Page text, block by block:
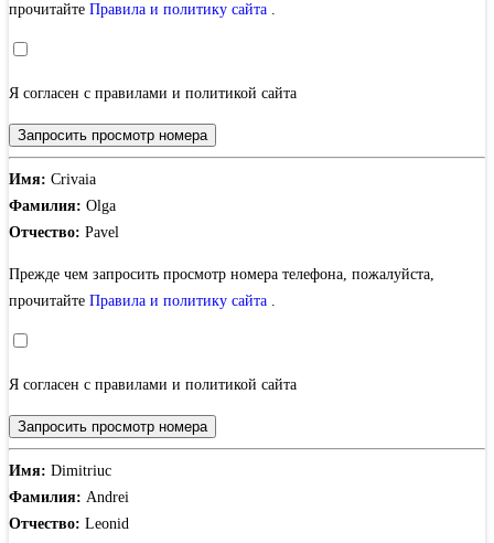
прочитайте Правила и политику сайта .
Я согласен с правилами и политикой сайта
Запросить просмотр номера
Имя: Crivaia
Фамилия: Olga
Отчество: Pavel
Прежде чем запросить просмотр номера телефона, пожалуйста,
прочитайте Правила и политику сайта .
Я согласен с правилами и политикой сайта
Запросить просмотр номера
Имя: Dimitriuc
Фамилия: Andrei
Отчество: Leonid